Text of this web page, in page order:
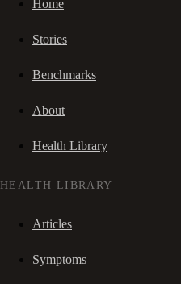
Home
Stories
Benchmarks
About
Health Library
HEALTH LIBRARY
Articles
Symptoms